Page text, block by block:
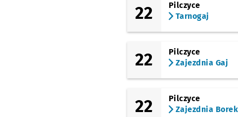
22
Pilczyce
Tarnogaj
22
Pilczyce
Zajezdnia Gaj
22
Pilczyce
Zajezdnia Borek